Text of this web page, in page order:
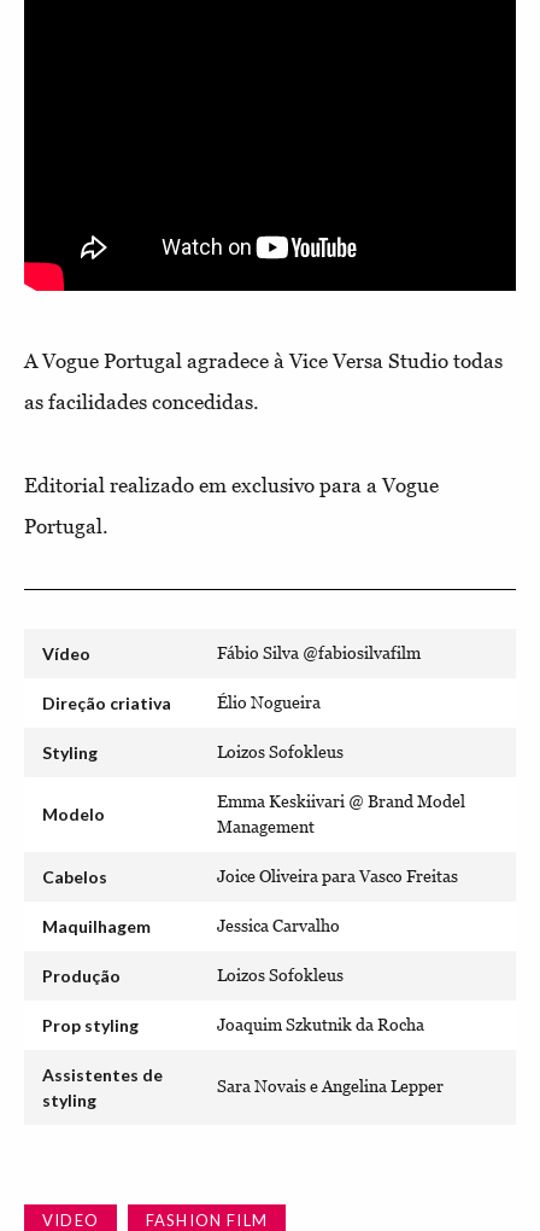
A Vogue Portugal agradece à Vice Versa Studio todas
as facilidades concedidas.
Editorial realizado em exclusivo para a Vogue
Portugal.
Vídeo Fábio Silva @fabiosilvafilm
Direção criativa Élio Nogueira
Styling Loizos Sofokleus
Modelo
Emma Keskiivari @ Brand Model
Management
Cabelos Joice Oliveira para Vasco Freitas
Maquilhagem Jessica Carvalho
Produção Loizos Sofokleus
Prop styling Joaquim Szkutnik da Rocha
Assistentes de
styling
Sara Novais e Angelina Lepper
VIDEO FASHION FILM